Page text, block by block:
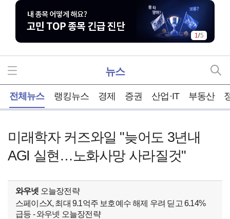
1/5
뉴스
전체뉴스 랭킹뉴스 경제 증권 산업·IT 부동산
미래학자 커즈와일 "늦어도 3년내
AGI 실현…노화사망 사라질것"
와우넷 오늘장전략
스페이스X, 최대 9.1억주 보호예수 해제 우려 딛고 6.14%
급등 - 와우넷 오늘장전략